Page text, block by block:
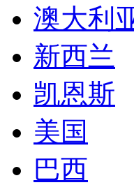
澳大利
新西兰
凯恩斯
美国
巴西